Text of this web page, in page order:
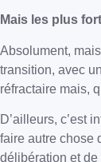
Mais les plus
Absolument,
transition, avec
réfractaire mais,
D’ailleurs, c’est
faire autre chose
délibération et de